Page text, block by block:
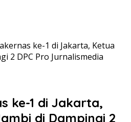
ke-1 di Jakarta, Ketua
2 DPC Pro Jurnalismedia
ke-1 di Jakarta,
di Dampingi 2